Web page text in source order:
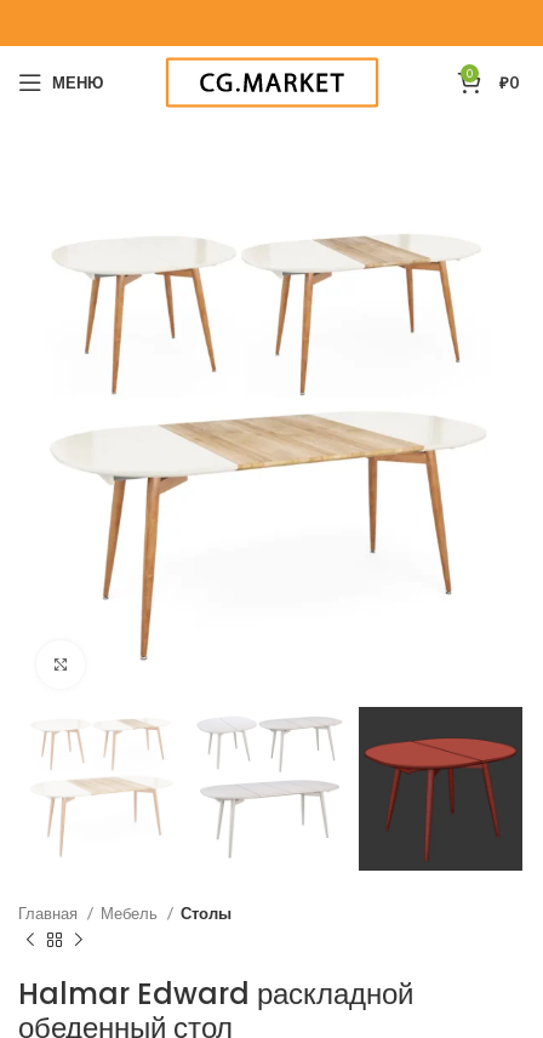
МЕНЮ 0 ₽0
Нажмите, чтобы увеличить
Главная Мебель Столы
Halmar Edward раскладной
обеденный стол